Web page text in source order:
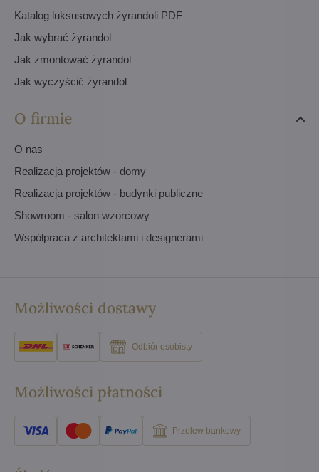
Katalog luksusowych żyrandoli PDF
Jak wybrać żyrandol
Jak zmontować żyrandol
Jak wyczyścić żyrandol
O firmie
O nas
Realizacja projektów - domy
Realizacja projektów - budynki publiczne
Showroom - salon wzorcowy
Współpraca z architektami i designerami
Możliwości dostawy
Odbiór osobisty
Możliwości płatności
Przelew bankowy